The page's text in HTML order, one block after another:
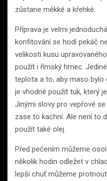
zůstane měkké a křehké.
Příprava je velmi
konfitování se hodí pekáč
velikosti kusu
použít i římský hrnec.
teplota a to, aby maso bylo
je vhodné použít tuk, který
Jinými slovy pro vepřové
zase to kachní. Ale není to
použít také olej.
Před pečením můžeme
několik hodin odležet v
lepší chuť můžeme